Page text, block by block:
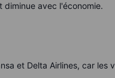
avec l'économie.
et Delta Airlines, car les